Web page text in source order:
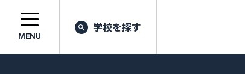
MENU
学校を探す